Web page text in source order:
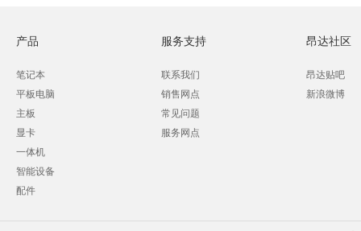
产品
笔记本
平板电脑
主板
显卡
一体机
智能设备
配件
服务支持
联系我们
销售网点
常见问题
服务网点
昂达社区
昂达贴吧
新浪微博